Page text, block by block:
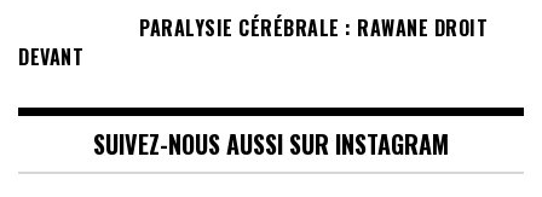
PARALYSIE CÉRÉBRALE : RAWANE DROIT
DEVANT
SUIVEZ-NOUS AUSSI SUR INSTAGRAM